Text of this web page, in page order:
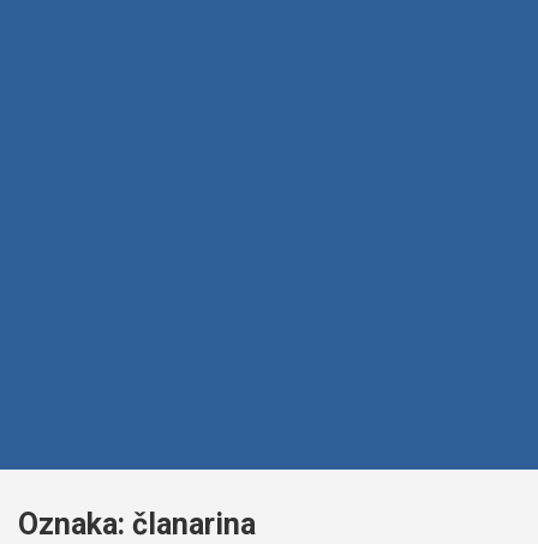
Oznaka: članarina